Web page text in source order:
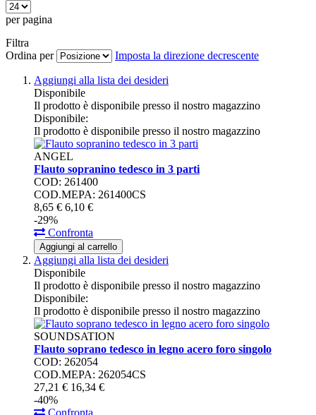
per pagina
Filtra
Ordina per
Imposta la direzione decrescente
Aggiungi alla lista dei desideri
Disponibile
Il prodotto è disponibile presso il nostro magazzino
Disponibile:
Il prodotto è disponibile presso il nostro magazzino
ANGEL
Flauto sopranino tedesco in 3 parti
COD: 261400
COD.MEPA: 261400CS
8,65 € 6,10 €
-29%
Confronta
Aggiungi al carrello
Aggiungi alla lista dei desideri
Disponibile
Il prodotto è disponibile presso il nostro magazzino
Disponibile:
Il prodotto è disponibile presso il nostro magazzino
SOUNDSATION
Flauto soprano tedesco in legno acero foro singolo
COD: 262054
COD.MEPA: 262054CS
27,21 € 16,34 €
-40%
Confronta